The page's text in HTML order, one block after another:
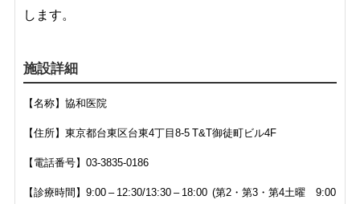
します。
施設詳細
【名称】協和医院
【住所】 東京都台東区台東4丁目8-5 T&T御徒町ビル4F
【電話番号】 03-3835-0186
【診療時間】 9:00 – 12:30/13:30 – 18:00 (第2・第3・第4土曜 9:00